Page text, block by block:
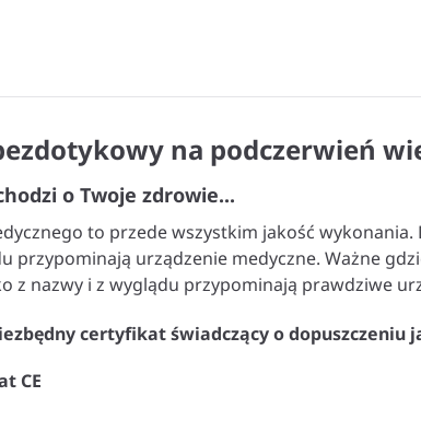
na podczerwień
o Twoje zdrowie...
to przede wszystkim jakość
przypominają urządzenie medyczne. Ważne
z nazwy i z wyglądu przypominają prawdziwe
certyfikat świadczący o dopuszczeniu
CE